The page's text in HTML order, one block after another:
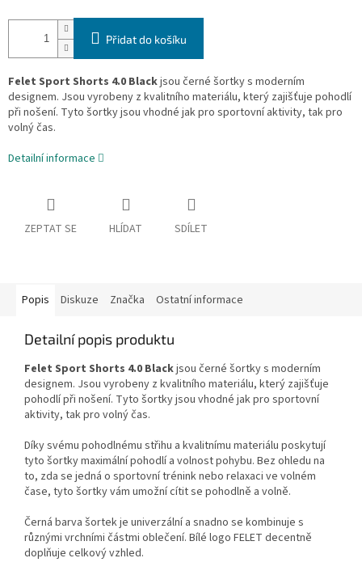
Přidat do košíku
Felet Sport Shorts 4.0 Blackjsou černé šortky s moderním
designem. Jsou vyrobeny z kvalitního materiálu, který zajišťuje pohodlí
při nošení. Tyto šortky jsou vhodné jak pro sportovní aktivity, tak pro
volný čas.
Detailní informace
ZEPTAT SE HLÍDAT SDÍLET
Popis Diskuze Značka Ostatní informace
Detailní popis produktu
Felet Sport Shorts 4.0 Blackjsou černé šortky s moderním
designem. Jsou vyrobeny z kvalitního materiálu, který zajišťuje
pohodlí při nošení. Tyto šortky jsou vhodné jak pro sportovní
aktivity, tak pro volný čas.
Díky svému pohodlnému střihu a kvalitnímu materiálu poskytují
tyto šortky maximální pohodlí a volnost pohybu. Bez ohledu na
to, zda se jedná o sportovní trénink nebo relaxaci ve volném
čase, tyto šortky vám umožní cítit se pohodlně a volně.
Černá barva šortek je univerzální a snadno se kombinuje s
různými vrchními částmi oblečení. Bílé logo FELET decentně
doplňuje celkový vzhled.